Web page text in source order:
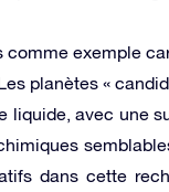
exemple
planètes «
liquide, avec une
dans cette